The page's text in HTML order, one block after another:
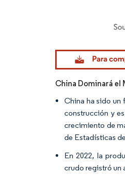
Imagen © Mordor
China Dominará el
China ha sido un
construcción y
crecimiento de
de Estadísticas
En 2022, la
crudo registró un